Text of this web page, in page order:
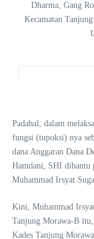
Dharma, Gang
Kecamatan
Padahal, dalam
fungsi (tupoksi) nya
dana Anggaran Dana
Hamdani, SHI dibantu
Muhammad Irsyat
Kini, Muhammad
Tanjung Morawa-B
Kades Tanjung